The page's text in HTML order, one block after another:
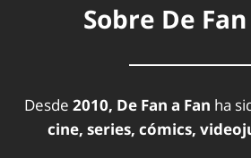
Sobre De
Desde 2010, De Fan a Fan ha
cine, series, cómics,